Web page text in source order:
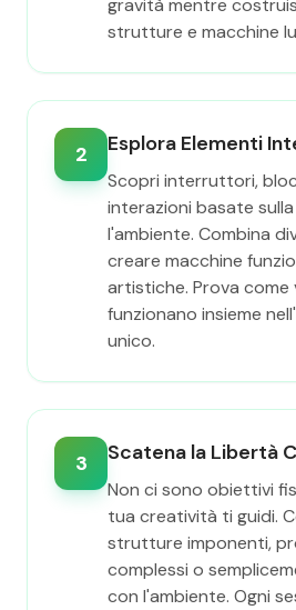
gravità mentre
strutture e macchine
2 Esplora Elementi
Scopri interruttori,
interazioni basate
l'ambiente. Combina
creare macchine
artistiche. Prova
funzionano insieme
unico.
3 Scatena la Libertà
Non ci sono obiettivi
tua creatività ti guidi.
strutture imponenti,
complessi o
con l'ambiente. Ogni